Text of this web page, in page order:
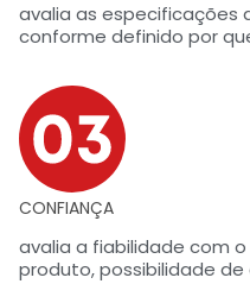
avalia as especificações
conforme definido por
CONFIANÇA
avalia a fiabilidade com
produto, possibilidade